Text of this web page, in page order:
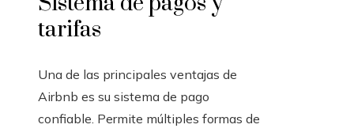
tarifas
Una de las principales ventajas de
Airbnb es su sistema de pago
confiable. Permite múltiples formas de